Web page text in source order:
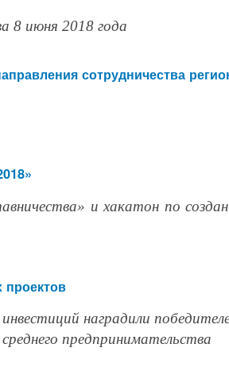
8 июня 2018 года
сотрудничества
и хакатон по
проектов
наградили
предпринимательства